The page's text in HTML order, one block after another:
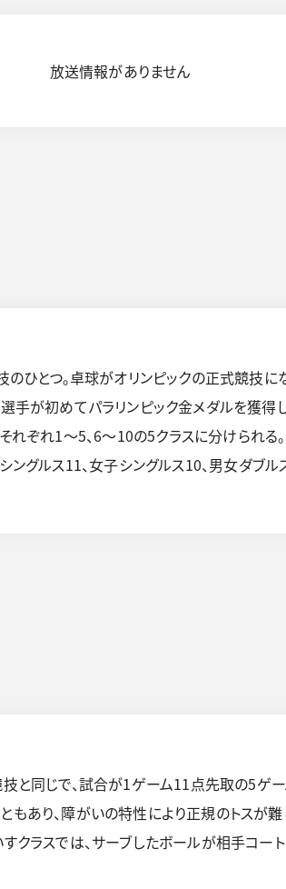
放送情報がありません
とつ。卓球がオリンピックの正式競技に
が初めてパラリンピック金メダルを獲得
れぞれ1～5、6～10の5クラスに分けられ
ングルス11、女子シングルス10、男女ダブ
と同じで、試合が1ゲーム11点先取の5ゲ
あり、障がいの特性により正規のトスが難
クラスでは、サーブしたボールが相手コー